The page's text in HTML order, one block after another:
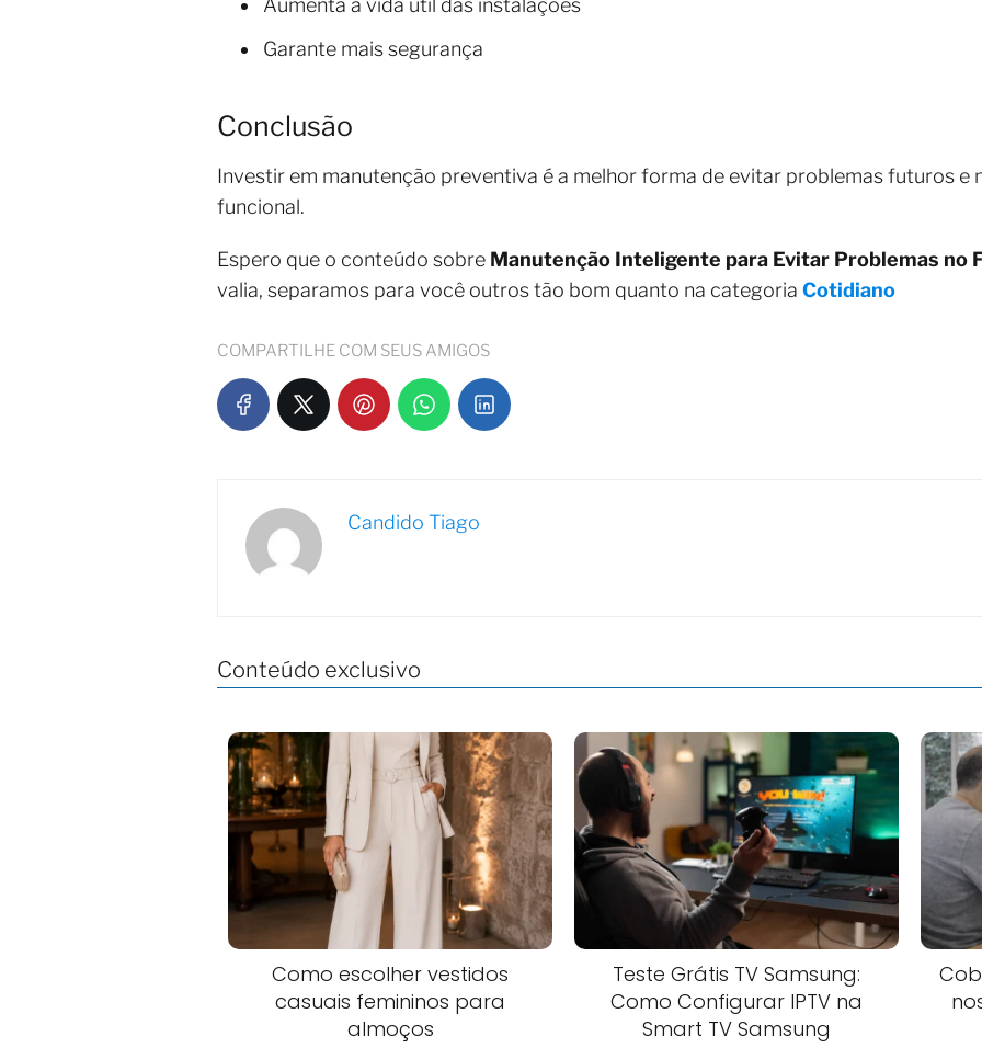
Aumenta a vida útil das instalações
Garante mais segurança
Conclusão
Investir em manutenção preventiva é a melhor forma de evitar problemas futuros e
funcional.
Espero que o conteúdo sobre Manutenção Inteligente para Evitar Problemas no
valia, separamos para você outros tão bom quanto na categoria Cotidiano
COMPARTILHE COM SEUS AMIGOS
Candido Tiago
Conteúdo exclusivo
Como escolher vestidos
casuais femininos para
almoços
Teste Grátis TV Samsung:
Como Configurar IPTV na
Smart TV Samsung